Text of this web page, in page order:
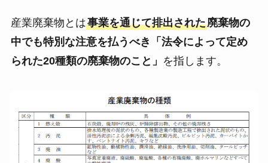
産業廃棄物とは事業を通じて排出された廃棄物の
中でも特別な注意を払うべき「法令によって定め
られた20種類の廃棄物のこと」 を指します。